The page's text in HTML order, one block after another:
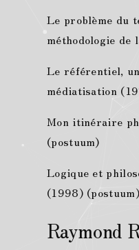
Le problème du
méthodologie
Le référentiel,
médiatisation
Mon itinéraire
(postuum)
Logique et
(1998) (postuum)
Raymond